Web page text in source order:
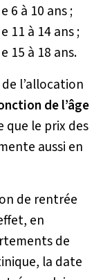
6 à 10 ans ;
11 à 14 ans ;
15 à 18 ans.
l’allocation
de l’âge
que le prix des
aussi en
de rentrée
en
de
la date